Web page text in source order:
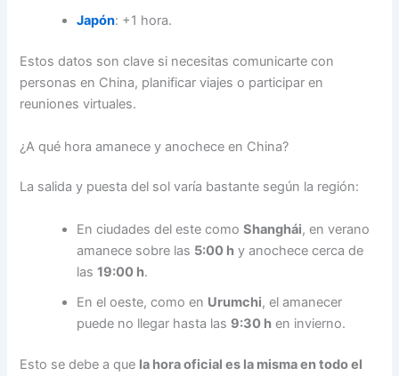
Japón: +1 hora.
Estos datos son clave si necesitas comunicarte con
personas en China, planificar viajes o participar en
reuniones virtuales.
¿A qué hora amanece y anochece en China?
La salida y puesta del sol varía bastante según la región:
En ciudades del este comoShanghái, en verano
amanece sobre las 5:00 h y anochece cerca de
las19:00 h.
En el oeste, como en Urumchi, el amanecer
puede no llegar hasta las 9:30 h en invierno.
Esto se debe a que la hora oficial es la misma en todo el